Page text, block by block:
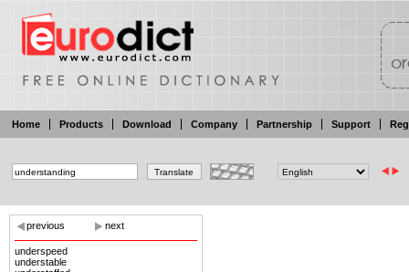
Home Products Download Company Partnership Support
previous next
underspeed
understable